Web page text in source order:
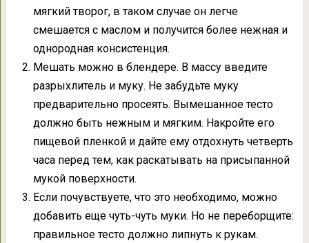
мягкий творог, в таком случае он легче
смешается с маслом и получится более нежная и
однородная консистенция.
Мешать можно в блендере. В массу введите
разрыхлитель и муку. Не забудьте муку
предварительно просеять. Вымешанное тесто
должно быть нежным и мягким. Накройте его
пищевой пленкой и дайте ему отдохнуть четверть
часа перед тем, как раскатывать на присыпанной
мукой поверхности.
Если почувствуете, что это необходимо, можно
добавить еще чуть-чуть муки. Но не переборщите:
правильное тесто должно липнуть к рукам.